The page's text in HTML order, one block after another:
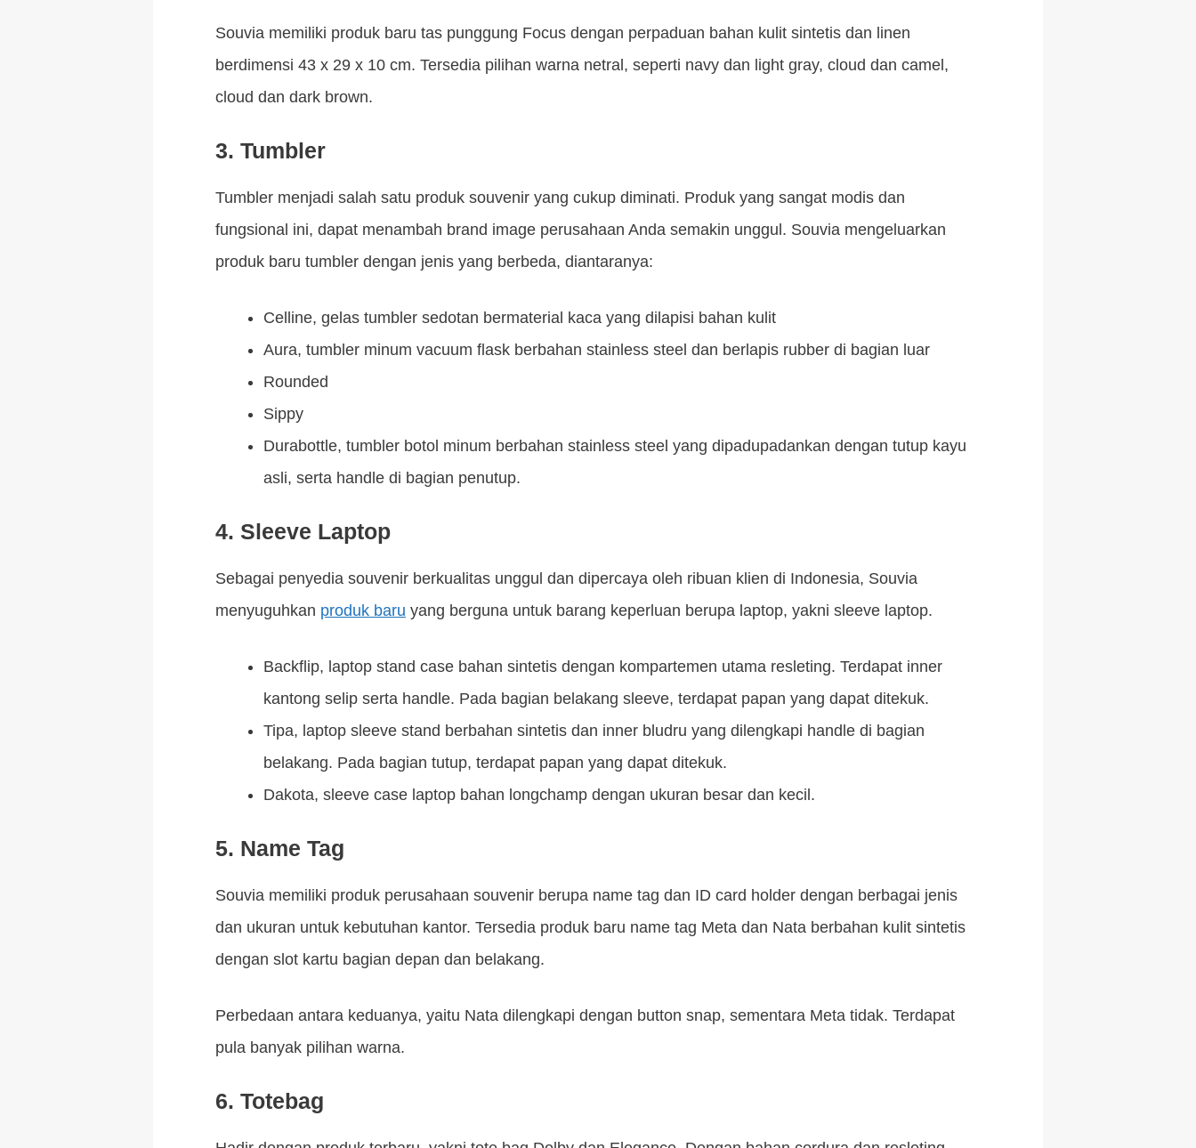
Souvia memiliki produk baru tas punggung Focus dengan perpaduan bahan kulit sintetis dan linen
berdimensi 43 x 29 x 10 cm. Tersedia pilihan warna netral, seperti navy dan light gray, cloud dan camel,
cloud dan dark brown.
3. Tumbler
Tumbler menjadi salah satu produk souvenir yang cukup diminati. Produk yang sangat modis dan
fungsional ini, dapat menambah brand image perusahaan Anda semakin unggul. Souvia mengeluarkan
produk baru tumbler dengan jenis yang berbeda, diantaranya:
Celline, gelas tumbler sedotan bermaterial kaca yang dilapisi bahan kulit
Aura, tumbler minum vacuum flask berbahan stainless steel dan berlapis rubber di bagian luar
Rounded
Sippy
Durabottle, tumbler botol minum berbahan stainless steel yang dipadupadankan dengan tutup kayu
asli, serta handle di bagian penutup.
4. Sleeve Laptop
Sebagai penyedia souvenir berkualitas unggul dan dipercaya oleh ribuan klien di Indonesia, Souvia
menyuguhkan produk baru yang berguna untuk barang keperluan berupa laptop, yakni sleeve laptop.
Backflip, laptop stand case bahan sintetis dengan kompartemen utama resleting. Terdapat inner
kantong selip serta handle. Pada bagian belakang sleeve, terdapat papan yang dapat ditekuk.
Tipa, laptop sleeve stand berbahan sintetis dan inner bludru yang dilengkapi handle di bagian
belakang. Pada bagian tutup, terdapat papan yang dapat ditekuk.
Dakota, sleeve case laptop bahan longchamp dengan ukuran besar dan kecil.
5. Name Tag
Souvia memiliki produk perusahaan souvenir berupa name tag dan ID card holder dengan berbagai jenis
dan ukuran untuk kebutuhan kantor. Tersedia produk baru name tag Meta dan Nata berbahan kulit sintetis
dengan slot kartu bagian depan dan belakang.
Perbedaan antara keduanya, yaitu Nata dilengkapi dengan button snap, sementara Meta tidak. Terdapat
pula banyak pilihan warna.
6. Totebag